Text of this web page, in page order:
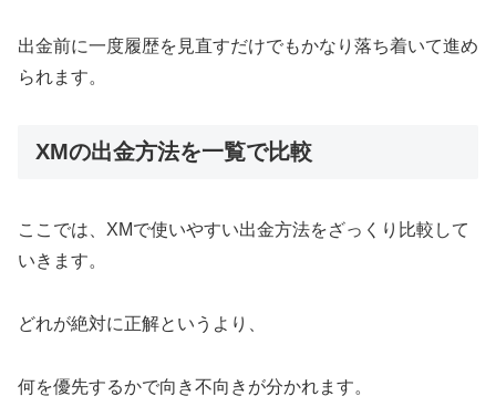
出金前に一度履歴を見直すだけでもかなり落ち着いて進め
られます。
XMの出金方法を一覧で比較
ここでは、XMで使いやすい出金方法をざっくり比較して
いきます。
どれが絶対に正解というより、
何を優先するかで向き不向きが分かれます。